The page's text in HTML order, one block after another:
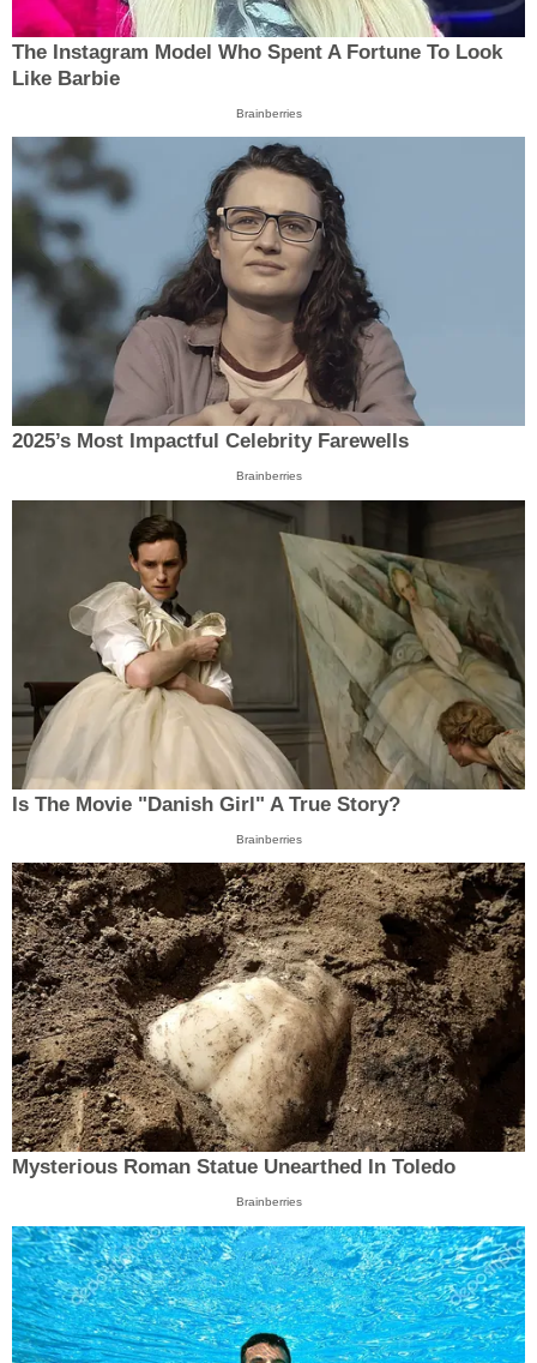
The Instagram Model Who Spent A Fortune To Look
Like Barbie
Brainberries
2025’s Most Impactful Celebrity Farewells
Brainberries
Is The Movie "Danish Girl" A True Story?
Brainberries
Mysterious Roman Statue Unearthed In Toledo
Brainberries